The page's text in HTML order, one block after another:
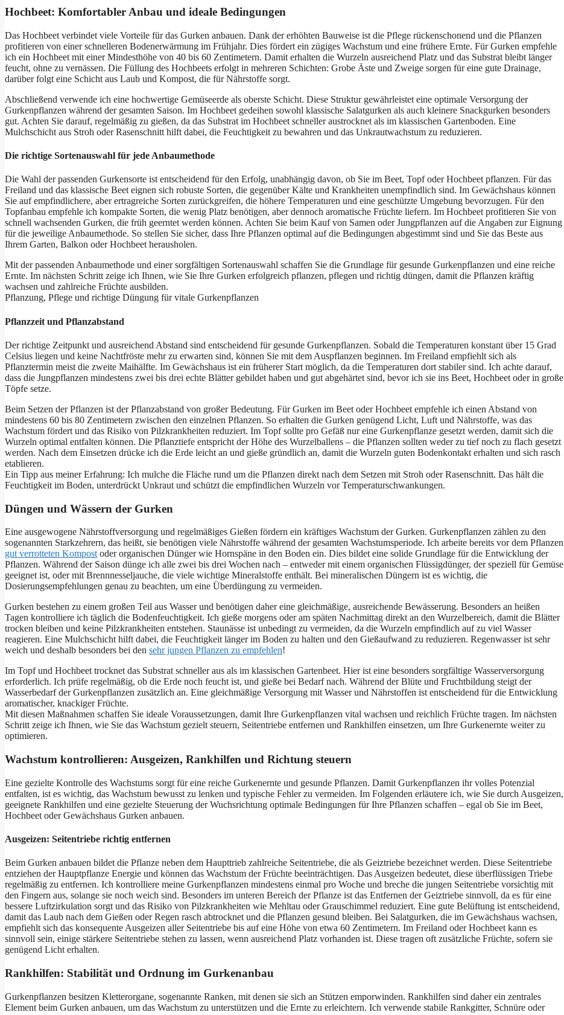
Hochbeet: Komfortabler Anbau und ideale Bedingungen
Das Hochbeet verbindet viele Vorteile für das Gurken anbauen. Dank der erhöhten Bauweise ist die Pflege rückenschonend und die Pflanzen
profitieren von einer schnelleren Bodenerwärmung im Frühjahr. Dies fördert ein zügiges Wachstum und eine frühere Ernte. Für Gurken empfehle
ich ein Hochbeet mit einer Mindesthöhe von 40 bis 60 Zentimetern. Damit erhalten die Wurzeln ausreichend Platz und das Substrat bleibt länger
feucht, ohne zu vernässen. Die Füllung des Hochbeets erfolgt in mehreren Schichten: Grobe Äste und Zweige sorgen für eine gute Drainage,
darüber folgt eine Schicht aus Laub und Kompost, die für Nährstoffe sorgt.
Abschließend verwende ich eine hochwertige Gemüseerde als oberste Schicht. Diese Struktur gewährleistet eine optimale Versorgung der
Gurkenpflanzen während der gesamten Saison. Im Hochbeet gedeihen sowohl klassische Salatgurken als auch kleinere Snackgurken besonders
gut. Achten Sie darauf, regelmäßig zu gießen, da das Substrat im Hochbeet schneller austrocknet als im klassischen Gartenboden. Eine
Mulchschicht aus Stroh oder Rasenschnitt hilft dabei, die Feuchtigkeit zu bewahren und das Unkrautwachstum zu reduzieren.
Die richtige Sortenauswahl für jede Anbaumethode
Die Wahl der passenden Gurkensorte ist entscheidend für den Erfolg, unabhängig davon, ob Sie im Beet, Topf oder Hochbeet pflanzen. Für das
Freiland und das klassische Beet eignen sich robuste Sorten, die gegenüber Kälte und Krankheiten unempfindlich sind. Im Gewächshaus können
Sie auf empfindlichere, aber ertragreiche Sorten zurückgreifen, die höhere Temperaturen und eine geschützte Umgebung bevorzugen. Für den
Topfanbau empfehle ich kompakte Sorten, die wenig Platz benötigen, aber dennoch aromatische Früchte liefern. Im Hochbeet profitieren Sie von
schnell wachsenden Gurken, die früh geerntet werden können. Achten Sie beim Kauf von Samen oder Jungpflanzen auf die Angaben zur Eignung
für die jeweilige Anbaumethode. So stellen Sie sicher, dass Ihre Pflanzen optimal auf die Bedingungen abgestimmt sind und Sie das Beste aus
Ihrem Garten, Balkon oder Hochbeet herausholen.
Mit der passenden Anbaumethode und einer sorgfältigen Sortenauswahl schaffen Sie die Grundlage für gesunde Gurkenpflanzen und eine reiche
Ernte. Im nächsten Schritt zeige ich Ihnen, wie Sie Ihre Gurken erfolgreich pflanzen, pflegen und richtig düngen, damit die Pflanzen kräftig
wachsen und zahlreiche Früchte ausbilden.
Pflanzung, Pflege und richtige Düngung für vitale Gurkenpflanzen
Pflanzzeit und Pflanzabstand
Der richtige Zeitpunkt und ausreichend Abstand sind entscheidend für gesunde Gurkenpflanzen. Sobald die Temperaturen konstant über 15 Grad
Celsius liegen und keine Nachtfröste mehr zu erwarten sind, können Sie mit dem Auspflanzen beginnen. Im Freiland empfiehlt sich als
Pflanztermin meist die zweite Maihälfte. Im Gewächshaus ist ein früherer Start möglich, da die Temperaturen dort stabiler sind. Ich achte darauf,
dass die Jungpflanzen mindestens zwei bis drei echte Blätter gebildet haben und gut abgehärtet sind, bevor ich sie ins Beet, Hochbeet oder in große
Töpfe setze.
Beim Setzen der Pflanzen ist der Pflanzabstand von großer Bedeutung. Für Gurken im Beet oder Hochbeet empfehle ich einen Abstand von
mindestens 60 bis 80 Zentimetern zwischen den einzelnen Pflanzen. So erhalten die Gurken genügend Licht, Luft und Nährstoffe, was das
Wachstum fördert und das Risiko von Pilzkrankheiten reduziert. Im Topf sollte pro Gefäß nur eine Gurkenpflanze gesetzt werden, damit sich die
Wurzeln optimal entfalten können. Die Pflanztiefe entspricht der Höhe des Wurzelballens – die Pflanzen sollten weder zu tief noch zu flach gesetzt
werden. Nach dem Einsetzen drücke ich die Erde leicht an und gieße gründlich an, damit die Wurzeln guten Bodenkontakt erhalten und sich rasch
etablieren.
Ein Tipp aus meiner Erfahrung: Ich mulche die Fläche rund um die Pflanzen direkt nach dem Setzen mit Stroh oder Rasenschnitt. Das hält die
Feuchtigkeit im Boden, unterdrückt Unkraut und schützt die empfindlichen Wurzeln vor Temperaturschwankungen.
Düngen und Wässern der Gurken
Eine ausgewogene Nährstoffversorgung und regelmäßiges Gießen fördern ein kräftiges Wachstum der Gurken. Gurkenpflanzen zählen zu den
sogenannten Starkzehrern, das heißt, sie benötigen viele Nährstoffe während der gesamten Wachstumsperiode. Ich arbeite bereits vor dem Pflanzen
gut verrotteten Kompost oder organischen Dünger wie Hornspäne in den Boden ein. Dies bildet eine solide Grundlage für die Entwicklung der
Pflanzen. Während der Saison dünge ich alle zwei bis drei Wochen nach – entweder mit einem organischen Flüssigdünger, der speziell für Gemüse
geeignet ist, oder mit Brennnesseljauche, die viele wichtige Mineralstoffe enthält. Bei mineralischen Düngern ist es wichtig, die
Dosierungsempfehlungen genau zu beachten, um eine Überdüngung zu vermeiden.
Gurken bestehen zu einem großen Teil aus Wasser und benötigen daher eine gleichmäßige, ausreichende Bewässerung. Besonders an heißen
Tagen kontrolliere ich täglich die Bodenfeuchtigkeit. Ich gieße morgens oder am späten Nachmittag direkt an den Wurzelbereich, damit die Blätter
trocken bleiben und keine Pilzkrankheiten entstehen. Staunässe ist unbedingt zu vermeiden, da die Wurzeln empfindlich auf zu viel Wasser
reagieren. Eine Mulchschicht hilft dabei, die Feuchtigkeit länger im Boden zu halten und den Gießaufwand zu reduzieren. Regenwasser ist sehr
weich und deshalb besonders bei den sehr jungen Pflanzen zu empfehlen!
Im Topf und Hochbeet trocknet das Substrat schneller aus als im klassischen Gartenbeet. Hier ist eine besonders sorgfältige Wasserversorgung
erforderlich. Ich prüfe regelmäßig, ob die Erde noch feucht ist, und gieße bei Bedarf nach. Während der Blüte und Fruchtbildung steigt der
Wasserbedarf der Gurkenpflanzen zusätzlich an. Eine gleichmäßige Versorgung mit Wasser und Nährstoffen ist entscheidend für die Entwicklung
aromatischer, knackiger Früchte.
Mit diesen Maßnahmen schaffen Sie ideale Voraussetzungen, damit Ihre Gurkenpflanzen vital wachsen und reichlich Früchte tragen. Im nächsten
Schritt zeige ich Ihnen, wie Sie das Wachstum gezielt steuern, Seitentriebe entfernen und Rankhilfen einsetzen, um Ihre Gurkenernte weiter zu
optimieren.
Wachstum kontrollieren: Ausgeizen, Rankhilfen und Richtung steuern
Eine gezielte Kontrolle des Wachstums sorgt für eine reiche Gurkenernte und gesunde Pflanzen. Damit Gurkenpflanzen ihr volles Potenzial
entfalten, ist es wichtig, das Wachstum bewusst zu lenken und typische Fehler zu vermeiden. Im Folgenden erläutere ich, wie Sie durch Ausgeizen,
geeignete Rankhilfen und eine gezielte Steuerung der Wuchsrichtung optimale Bedingungen für Ihre Pflanzen schaffen – egal ob Sie im Beet,
Hochbeet oder Gewächshaus Gurken anbauen.
Ausgeizen: Seitentriebe richtig entfernen
Beim Gurken anbauen bildet die Pflanze neben dem Haupttrieb zahlreiche Seitentriebe, die als Geiztriebe bezeichnet werden. Diese Seitentriebe
entziehen der Hauptpflanze Energie und können das Wachstum der Früchte beeinträchtigen. Das Ausgeizen bedeutet, diese überflüssigen Triebe
regelmäßig zu entfernen. Ich kontrolliere meine Gurkenpflanzen mindestens einmal pro Woche und breche die jungen Seitentriebe vorsichtig mit
den Fingern aus, solange sie noch weich sind. Besonders im unteren Bereich der Pflanze ist das Entfernen der Geiztriebe sinnvoll, da es für eine
bessere Luftzirkulation sorgt und das Risiko von Pilzkrankheiten wie Mehltau oder Grauschimmel reduziert. Eine gute Belüftung ist entscheidend,
damit das Laub nach dem Gießen oder Regen rasch abtrocknet und die Pflanzen gesund bleiben. Bei Salatgurken, die im Gewächshaus wachsen,
empfiehlt sich das konsequente Ausgeizen aller Seitentriebe bis auf eine Höhe von etwa 60 Zentimetern. Im Freiland oder Hochbeet kann es
sinnvoll sein, einige stärkere Seitentriebe stehen zu lassen, wenn ausreichend Platz vorhanden ist. Diese tragen oft zusätzliche Früchte, sofern sie
genügend Licht erhalten.
Rankhilfen: Stabilität und Ordnung im Gurkenanbau
Gurkenpflanzen besitzen Kletterorgane, sogenannte Ranken, mit denen sie sich an Stützen emporwinden. Rankhilfen sind daher ein zentrales
Element beim Gurken anbauen, um das Wachstum zu unterstützen und die Ernte zu erleichtern. Ich verwende stabile Rankgitter, Schnüre oder